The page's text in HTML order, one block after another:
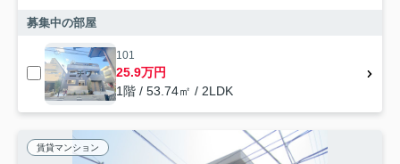
募集中の部屋
101
25.9万円
1階 / 53.74㎡ / 2LDK
賃貸マンション